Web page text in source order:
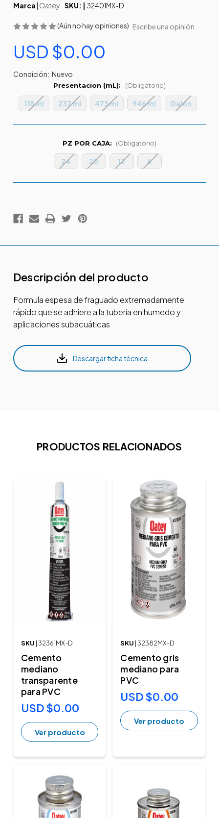
Marca | Oatey SKU: | 32401MX-D
(Aún no hay opiniones) Escribe una opinión
USD $0.00
Condición: Nuevo
Presentacion (mL): (Obligatorio)
118 ml 237 ml 473 ml 946 ml Galón
PZ POR CAJA: (Obligatorio)
24 20 12 6
Descripción del producto
Formula espesa de fraguado extremadamente
rápido que se adhiere a la tubería en humedo y
aplicaciones subacuáticas
Descargar ficha técnica
PRODUCTOS RELACIONADOS
SKU | 32361MX-D
Cemento
mediano
transparente
para PVC
USD $0.00
Ver producto
SKU | 32382MX-D
Cemento gris
mediano para
PVC
USD $0.00
Ver producto